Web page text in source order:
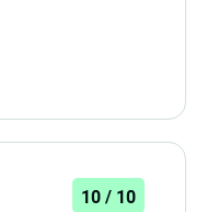
10 / 10